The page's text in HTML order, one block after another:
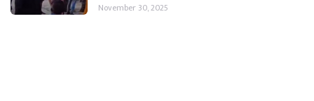
November 30, 2025